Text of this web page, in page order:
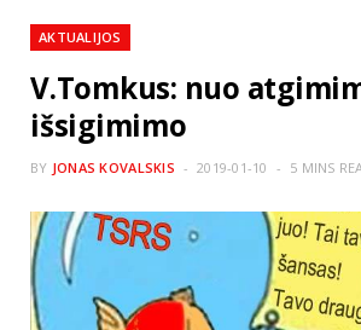
AKTUALIJOS
V.Tomkus: nuo
išsigimimo
BY JONAS KOVALSKIS 2019-01-10 5 MINS